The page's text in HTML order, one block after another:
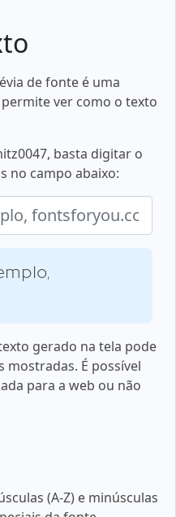
de fonte é uma
ver como o texto
basta digitar o
no campo abaixo:
gerado na tela pode
mostradas. É possível
para a web ou não
(A-Z) e minúsculas